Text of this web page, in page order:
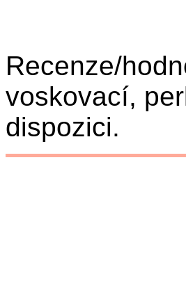
Recenze/
voskovací,
dispozici.